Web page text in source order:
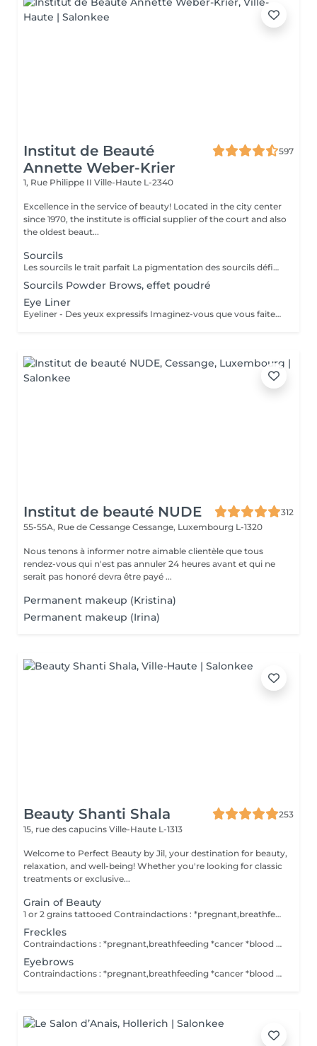
Institut de Beauté
Annette Weber-Krier
597
1, Rue Philippe II Ville-Haute L-2340
Excellence in the service of beauty! Located in the city center
since 1970, the institute is official supplier of the court and also
the oldest beaut...
Sourcils
Les sourcils le trait parfait La pigmentation des sourcils définit les traits de votre visage en créant un cadre optique. Le tracé du sourcil exprime votre état d'âme et peut même vous donner un aspect plus jeune. Mais les sourcils peuvent aussi pousser de manière très irrégulière jusqu'à ne plus pousser du tout. Dans ce cas le maquillage permanent est la solution idéale. On choisira une couleur qui vous correspond, ensuite on vous fera un dessin des sourcils au crayon. Quand on aura obtenu le résultat parfait, nous allons commencer à pigmenter des poils très fins. A partir de ce jour vous allez vous réveiller tous les matins avec des sourcils parfaits.
Sourcils Powder Brows, effet poudré
Eye Liner
Eyeliner - Des yeux expressifs Imaginez-vous que vous faites du sport, que vous allez vous baigner ou au sauna et que votre Eyeliner ne s'efface pas, ne coule pas plus jamais. Vos cils paraissent plus fournis et vos yeux sont plus expressifs grâce à un Eyeliner fin. L'Eyeliner est aussi la solution parfaite si vous portez des lentilles ou si vous avez des problèmes de vue ou bien si vous voulez tout simplement gagner du temps. Vous avez le choix entre un Eyeliner très fin et discret et un Eyeliner décoratif, tout comme vous le souhaitez. Dans tous les cas l'Eyeliner mettra vos yeux en valeur.
Institut de beauté NUDE
312
55-55A, Rue de Cessange Cessange, Luxembourg L-1320
Nous tenons à informer notre aimable clientèle que tous
rendez-vous qui n'est pas annuler 24 heures avant et qui ne
serait pas honoré devra être payé ...
Permanent makeup (Kristina)
Permanent makeup (Irina)
Beauty Shanti Shala
253
15, rue des capucins Ville-Haute L-1313
Welcome to Perfect Beauty by Jil, your destination for beauty,
relaxation, and well-being! Whether you're looking for classic
treatments or exclusive...
Grain of Beauty
1 or 2 grains tattooed Contraindactions : *pregnant,breathfeeding *cancer *blood thinner A retouch isn't included in the price. No alcohol the day before. Post treatement : *during 1 week puting a cream, which you buy here.
Freckles
Contraindactions : *pregnant,breathfeeding *cancer *blood thinner A retouch isn't included in the price. No alcohol the day before. Post treatement : *during 1 week puting a cream, which you buy here.
Eyebrows
Contraindactions : *pregnant,breathfeeding *cancer *blood thinner A retouch isn't included in the price. No alcohol the day before. If you wish an local anaesthesia, you need a medical prescription ( this is a law ) to invoid allergies/reactions from the creams. The cream you have to buy it yourself in the pharmacy. Post treatement : *during 1 week puting a cream, which you buy here.